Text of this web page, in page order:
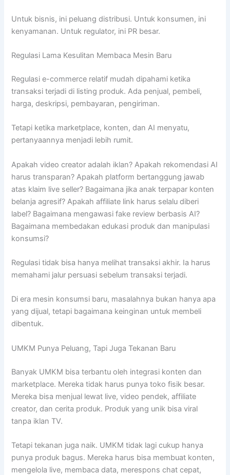
Untuk bisnis, ini peluang distribusi. Untuk konsumen, ini
kenyamanan. Untuk regulator, ini PR besar.
Regulasi Lama Kesulitan Membaca Mesin Baru
Regulasi e-commerce relatif mudah dipahami ketika
transaksi terjadi di listing produk. Ada penjual, pembeli,
harga, deskripsi, pembayaran, pengiriman.
Tetapi ketika marketplace, konten, dan AI menyatu,
pertanyaannya menjadi lebih rumit.
Apakah video creator adalah iklan? Apakah rekomendasi AI
harus transparan? Apakah platform bertanggung jawab
atas klaim live seller? Bagaimana jika anak terpapar konten
belanja agresif? Apakah affiliate link harus selalu diberi
label? Bagaimana mengawasi fake review berbasis AI?
Bagaimana membedakan edukasi produk dan manipulasi
konsumsi?
Regulasi tidak bisa hanya melihat transaksi akhir. Ia harus
memahami jalur persuasi sebelum transaksi terjadi.
Di era mesin konsumsi baru, masalahnya bukan hanya apa
yang dijual, tetapi bagaimana keinginan untuk membeli
dibentuk.
UMKM Punya Peluang, Tapi Juga Tekanan Baru
Banyak UMKM bisa terbantu oleh integrasi konten dan
marketplace. Mereka tidak harus punya toko fisik besar.
Mereka bisa menjual lewat live, video pendek, affiliate
creator, dan cerita produk. Produk yang unik bisa viral
tanpa iklan TV.
Tetapi tekanan juga naik. UMKM tidak lagi cukup hanya
punya produk bagus. Mereka harus bisa membuat konten,
mengelola live, membaca data, merespons chat cepat,